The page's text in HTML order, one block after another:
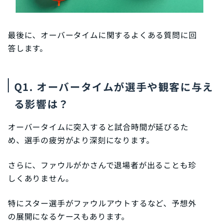
最後に、オーバータイムに関するよくある質問に回
答します。
Q1. オーバータイムが選手や観客に与え
る影響は？
オーバータイムに突入すると試合時間が延びるた
め、選手の疲労がより深刻になります。
さらに、ファウルがかさんで退場者が出ることも珍
しくありません。
特にスター選手がファウルアウトするなど、予想外
の展開になるケースもあります。